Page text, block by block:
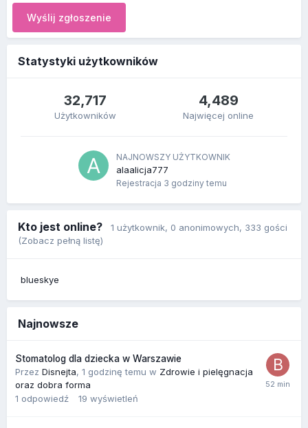
Wyślij zgłoszenie
Statystyki użytkowników
32,717
Użytkowników
4,489
Najwięcej online
NAJNOWSZY UŻYTKOWNIK
alaalicja777
Rejestracja 3 godziny temu
Kto jest online? 1 użytkownik, 0 anonimowych, 333 gości
(Zobacz pełną listę)
blueskye
Najnowsze
Stomatolog dla dziecka w Warszawie
Przez Disnejta, 1 godzinę temu w Zdrowie i pielęgnacja
oraz dobra forma
1 odpowiedź 19 wyświetleń